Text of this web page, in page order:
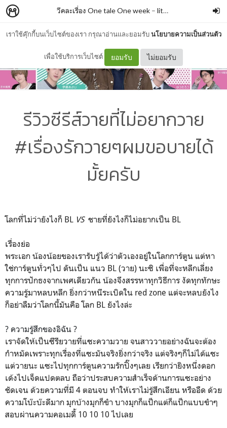
เราใช้คุ๊กกี้บนเว็บไซต์ของเรา กรุณาอ่านและยอมรับนโยบายความเป็นส่วนตัว
เพื่อใช้บริการเว็บไซต์ ยอมรับ ไม่ยอมรับ
วีคละเรื่อง One tale One week – litta_ar
รีวิวซีรีส์วายที่ไม่อยากวาย
#เรื่องรักวายๆผมขอบายได้
มั้ยครับ
โลกที่ไม่ว่ายังไงก็ BL VSชายที่ยังไงก็ไม่อยากเป็น BL
เรื่องย่อ
พระเอก น้องน้อยของเรารับรู้ได้ว่าตัวเองอยู่ในโลกการ์ตูน แต่หา
ใช่การ์ตูนทั่วๆไป ดันเป็น แนว BL (วาย) นะซิ เพื่อที่จะหลีกเลี่ยง
ทุกการปักธงจากเพศเดียวกัน น้องจึงสรรหาทุกวิธีการ งัดทุกทักษะ
ความรู้มาหลบหลีก ยิ่งกว่าหนีระเบิดใน red zone แต่จะหลบยังไง
ก็อย่าลืมว่าโลกนี้มันคือ โลก BL ยังไงล่ะ
? ความรู้สึกของอิฉัน ?
เราจัดให้เป็นซีรียวายที่แซะความวาย จนสาววายอย่างฉันจะต้อง
กำหมัดเพราะทุกเรื่องที่แซะมันจริงยิ่งกว่าจริง แต่จริงๆก็ไม่ได้แซะ
แต่วายนะ แซะไปทุกการ์ตูนความรักปิ๊งๆเลย เรียกว่ายิงหนึ่งดอก
เด้งไปเจ็ดแปดตลบ ถือว่าประสบความสำเร็จด้านการแซะอย่าง
ชัดเจน ด้วยความที่มี 4 ตอนจบ ทำให้เราไม่รู้สึกเอียน หรืออืด ด้วย
ความโบ๊ะบ๊ะดีมาก มุกบ้างมุกก็ขำ บางมุกก็แป็กแต่ก็แป็กแบบขำๆ
สอบผ่านความคอเมดี้ 10 10 10 ไปเลย